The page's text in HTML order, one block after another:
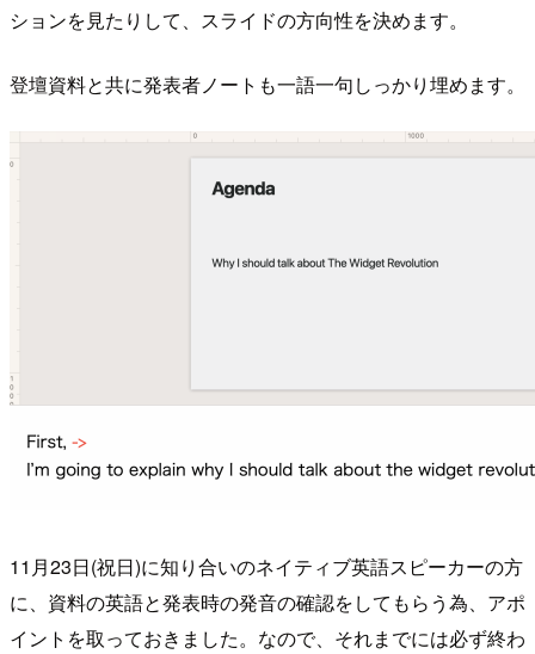
ションを見たりして、スライドの方向性を決めます。
登壇資料と共に発表者ノートも一語一句しっかり埋めます。
11月23日(祝日)に知り合いのネイティブ英語スピーカーの方
に、資料の英語と発表時の発音の確認をしてもらう為、アポ
イントを取っておきました。なので、それまでには必ず終わ